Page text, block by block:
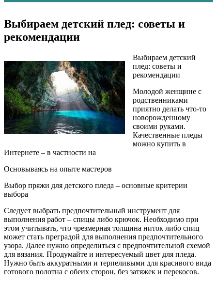
Выбираем детский плед: советы и
рекомендации
Выбираем детский
плед: советы и
рекомендации
Молодой женщине с
родственниками
приятно делать что-то
новорожденному
своими руками.
Качественные пледы
можно купить в
Интернете – в частности на
Основываясь на опыте мастеров
Выбор пряжи для детского пледа – основные критерии
выбора
Следует выбрать предпочтительный инструмент для
выполнения работ – спицы либо крючок. Необходимо при
этом учитывать, что чрезмерная толщина ниток либо спиц
может стать преградой для выполнения предпочтительного
узора. Далее нужно определиться с предпочтительной схемой
для вязания. Продумайте и интересуемый цвет для пледа.
Нужно быть аккуратными и терпеливыми для красивого вида
готового полотна с обеих сторон, без затяжек и перекосов.